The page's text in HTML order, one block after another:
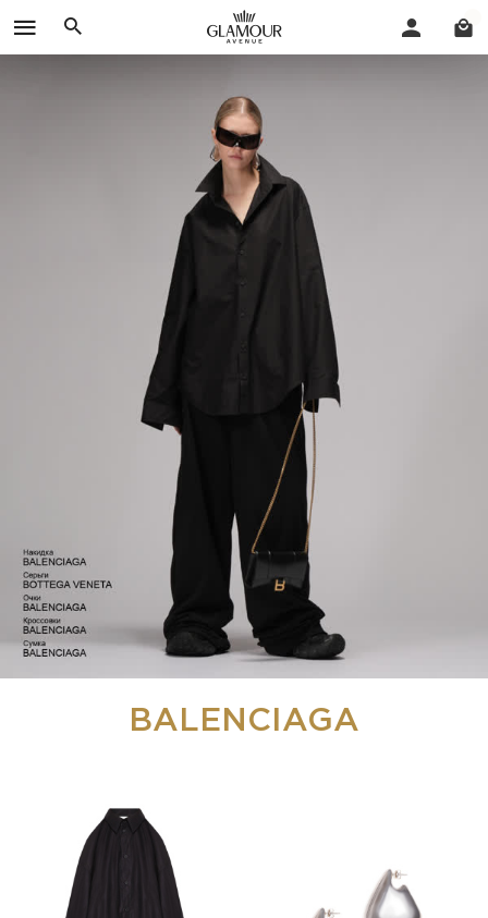
BALENCIAGA